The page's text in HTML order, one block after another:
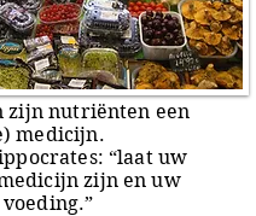
zijn nutriënten een
medicijn.
“laat uw
zijn en uw